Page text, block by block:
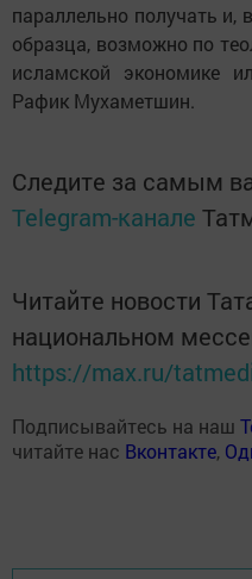
параллельно получать и,
образца, возможно по
исламской экономике
Рафик Мухаметшин.
Следите за самым
Telegram-канале
Читайте новости
национальном
https://max.ru/
Подписывайтесь на наш
читайте нас Вконтакте,